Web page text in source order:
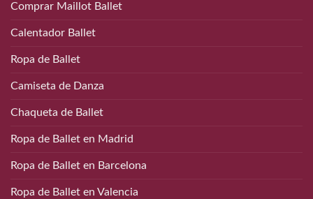
Comprar Maillot Ballet
Calentador Ballet
Ropa de Ballet
Camiseta de Danza
Chaqueta de Ballet
Ropa de Ballet en Madrid
Ropa de Ballet en Barcelona
Ropa de Ballet en Valencia